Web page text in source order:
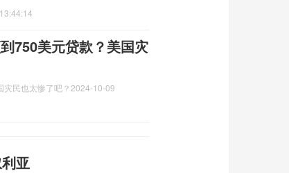
750美元贷款？美国灾
民也太惨了吧？ 2024-10-09
亚